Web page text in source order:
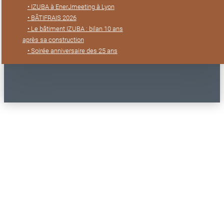
• IZUBA à EnerJmeeting à Lyon
• BÂTIFRAIS 2026
• Le bâtiment IZUBA : bilan 10 ans
après sa construction
• Soirée anniversaire des 25 ans